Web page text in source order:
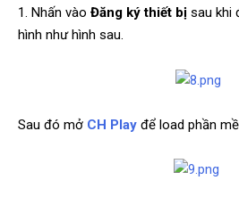
1. Nhấn vào Đăng ký thiết bị sau khi
hình như hình sau.
Sau đó mở CH Play để load phần